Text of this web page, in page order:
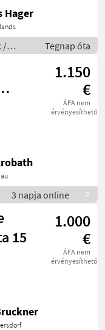
Hager
/
Tegnap óta
1.150
€
ÁFA nem
érvényesíthető
3 napja online R
15
1.000
€
ÁFA nem
érvényesíthető